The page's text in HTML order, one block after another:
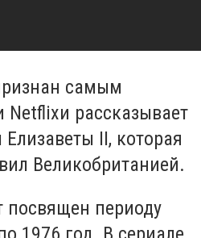
самым
Netflixи рассказывает
II, которая
Великобританией.
посвящен периоду